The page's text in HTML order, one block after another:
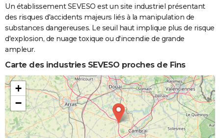
Un établissement SEVESO est un site industriel présentant
des risques d'accidents majeurs liés à la manipulation de
substances dangereuses. Le seuil haut implique plus de risque
d'explosion, de nuage toxique ou d'incendie de grande
ampleur.
Carte des industries SEVESO proches de Fins
+
−